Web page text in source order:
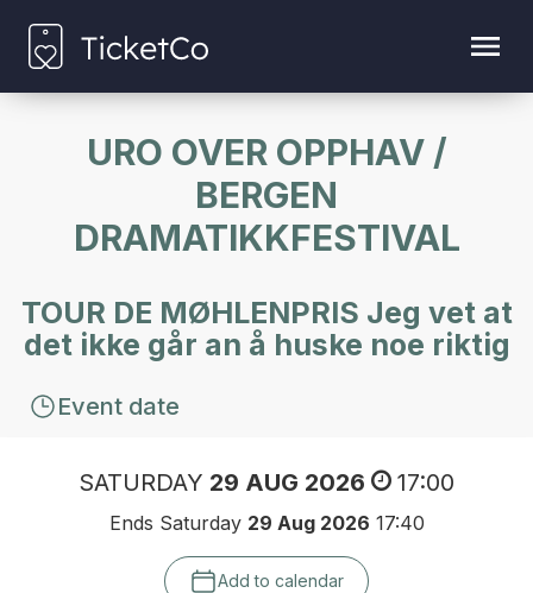
URO OVER OPPHAV /
BERGEN
DRAMATIKKFESTIVAL
TOUR DE MØHLENPRIS Jeg vet at
det ikke går an å huske noe riktig
Event date
SATURDAY 29 AUG 2026 17:00
Ends Saturday 29 Aug 2026 17:40
Add to calendar